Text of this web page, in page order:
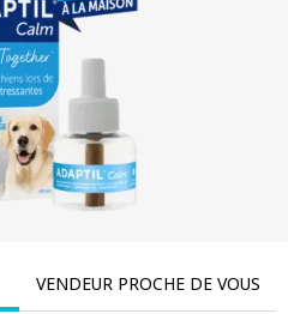
VENDEUR PROCHE DE VOUS